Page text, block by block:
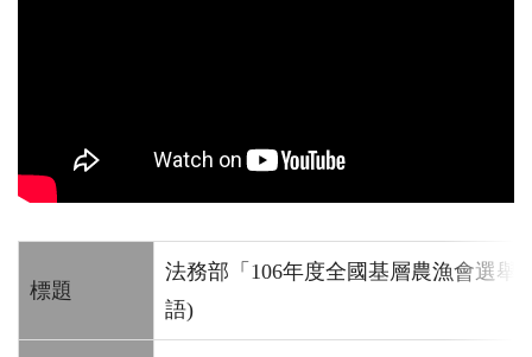
標題
法務部「106年度全國基層農漁會選舉
語)